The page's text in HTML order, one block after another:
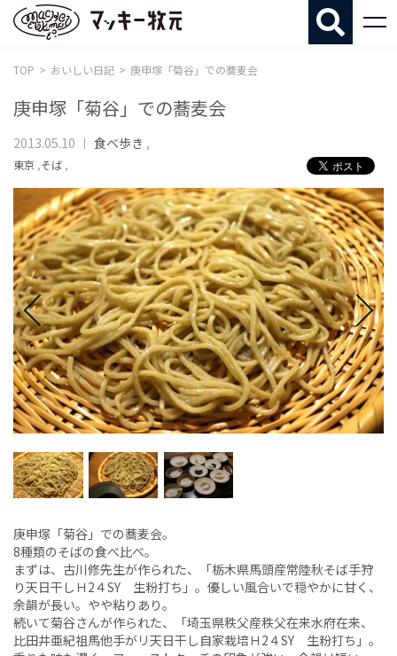
TOP おいしい日記 庚申塚「菊谷」での蕎麦会
庚申塚「菊谷」での蕎麦会
2013.05.10 食べ歩き ,
東京 ,そば ,
庚申塚「菊谷」での蕎麦会。
8種類のそばの食べ比べ。
まずは、古川修先生が作られた、「栃木県馬頭産常陸秋そば手狩
り天日干しＨ2４SY 生粉打ち」。優しい風合いで穏やかに甘く、
余韻が長い。やや粘りあり。
続いて菊谷さんが作られた、「埼玉県秩父産秩父在来水府在来、
比田井亜紀祖馬他手がリ天日干し自家栽培Ｈ2４SY 生粉打ち」。